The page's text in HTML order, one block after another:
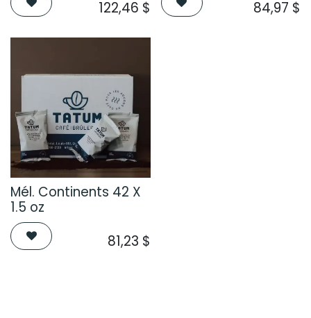
122,46 $
84,97 $
Mél. Continents 42 X
1.5 oz
81,23 $